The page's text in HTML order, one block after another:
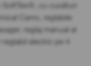
SoftTex®, cu cusături
Camo, reglabile
reglaj manual al
electric pe 4